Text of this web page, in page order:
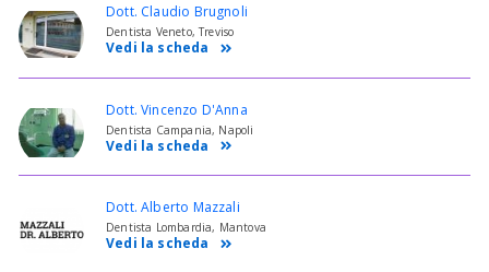
Dott. Claudio Brugnoli
Dentista Veneto, Treviso
Vedi la scheda
Dott. Vincenzo D'Anna
Dentista Campania, Napoli
Vedi la scheda
Dott. Alberto Mazzali
Dentista Lombardia, Mantova
Vedi la scheda